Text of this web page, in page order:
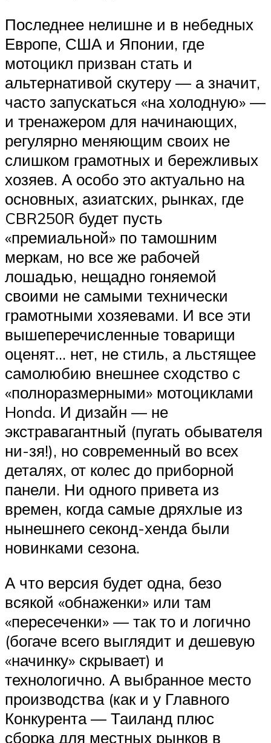
Последнее нелишне и в небедных
Европе, США и Японии, где
мотоцикл призван стать и
альтернативой скутеру — а значит,
часто запускаться «на холодную» —
и тренажером для начинающих,
регулярно меняющим своих не
слишком грамотных и бережливых
хозяев. А особо это актуально на
основных, азиатских, рынках, где
CBR250R будет пусть
«премиальной» по тамошним
меркам, но все же рабочей
лошадью, нещадно гоняемой
своими не самыми технически
грамотными хозяевами. И все эти
вышеперечисленные товарищи
оценят… нет, не стиль, а льстящее
самолюбию внешнее сходство с
«полноразмерными» мотоциклами
Honda. И дизайн — не
экстравагантный (пугать обывателя
ни-зя!), но современный во всех
деталях, от колес до приборной
панели. Ни одного привета из
времен, когда самые дряхлые из
нынешнего секонд-хенда были
новинками сезона.
А что версия будет одна, безо
всякой «обнаженки» или там
«пересеченки» — так то и логично
(богаче всего выглядит и дешевую
«начинку» скрывает) и
технологично. А выбранное место
производства (как и у Главного
Конкурента — Таиланд плюс
сборка для местных рынков в